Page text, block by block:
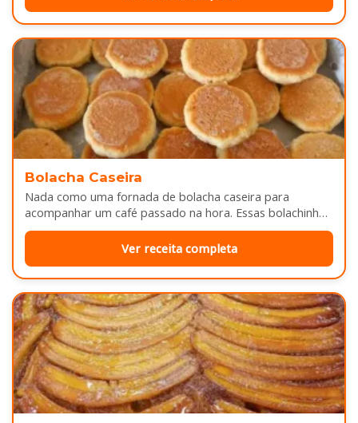
Bolacha Caseira
Nada como uma fornada de bolacha caseira para
acompanhar um café passado na hora. Essas bolachinhas
ficam levemente douradas por…
Ver receita completa